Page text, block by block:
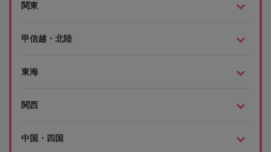
関東
甲信越・北陸
東海
関西
中国・四国